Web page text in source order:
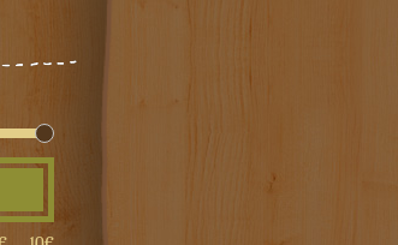
mínimo
máximo